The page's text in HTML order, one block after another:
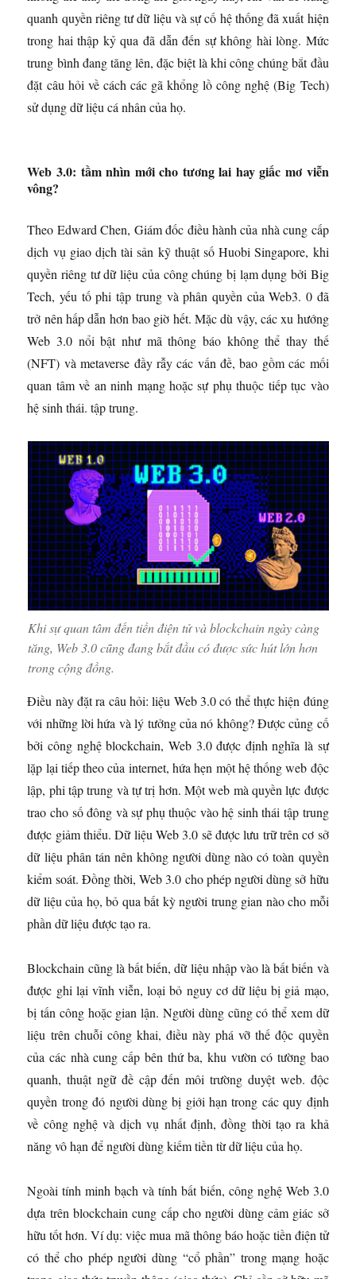
quanh quyền riêng tư dữ liệu và sự cố hệ thống đã xuất hiện
trong hai thập kỷ qua đã dẫn đến sự không hài lòng. Mức
trung bình đang tăng lên, đặc biệt là khi công chúng bắt đầu
đặt câu hỏi về cách các gã khổng lồ công nghệ (Big Tech)
sử dụng dữ liệu cá nhân của họ.
Web 3.0: tầm nhìn mới cho tương lai hay giấc mơ viễn
vông?
Theo Edward Chen, Giám đốc điều hành của nhà cung cấp
dịch vụ giao dịch tài sản kỹ thuật số Huobi Singapore, khi
quyền riêng tư dữ liệu của công chúng bị lạm dụng bởi Big
Tech, yếu tố phi tập trung và phân quyền của Web3. 0 đã
trở nên hấp dẫn hơn bao giờ hết. Mặc dù vậy, các xu hướng
Web 3.0 nổi bật như mã thông báo không thể thay thế
(NFT) và metaverse đầy rẫy các vấn đề, bao gồm các mối
quan tâm về an ninh mạng hoặc sự phụ thuộc tiếp tục vào
hệ sinh thái. tập trung.
Khi sự quan tâm đến tiền điện tử và blockchain ngày càng
tăng, Web 3.0 cũng đang bắt đầu có được sức hút lớn hơn
trong cộng đồng.
Điều này đặt ra câu hỏi: liệu Web 3.0 có thể thực hiện đúng
với những lời hứa và lý tưởng của nó không? Được củng cố
bởi công nghệ blockchain, Web 3.0 được định nghĩa là sự
lặp lại tiếp theo của internet, hứa hẹn một hệ thống web độc
lập, phi tập trung và tự trị hơn. Một web mà quyền lực được
trao cho số đông và sự phụ thuộc vào hệ sinh thái tập trung
được giảm thiểu. Dữ liệu Web 3.0 sẽ được lưu trữ trên cơ sở
dữ liệu phân tán nên không người dùng nào có toàn quyền
kiểm soát. Đồng thời, Web 3.0 cho phép người dùng sở hữu
dữ liệu của họ, bỏ qua bất kỳ người trung gian nào cho mỗi
phần dữ liệu được tạo ra.
Blockchain cũng là bất biến, dữ liệu nhập vào là bất biến và
được ghi lại vĩnh viễn, loại bỏ nguy cơ dữ liệu bị giả mạo,
bị tấn công hoặc gian lận. Người dùng cũng có thể xem dữ
liệu trên chuỗi công khai, điều này phá vỡ thế độc quyền
của các nhà cung cấp bên thứ ba, khu vườn có tường bao
quanh, thuật ngữ đề cập đến môi trường duyệt web. độc
quyền trong đó người dùng bị giới hạn trong các quy định
về công nghệ và dịch vụ nhất định, đồng thời tạo ra khả
năng vô hạn để người dùng kiếm tiền từ dữ liệu của họ.
Ngoài tính minh bạch và tính bất biến, công nghệ Web 3.0
dựa trên blockchain cung cấp cho người dùng cảm giác sở
hữu tốt hơn. Ví dụ: việc mua mã thông báo hoặc tiền điện tử
có thể cho phép người dùng “cổ phần” trong mạng hoặc